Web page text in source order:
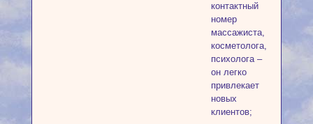
контактный
номер
массажиста,
косметолога,
психолога –
он легко
привлекает
новых
клиентов;